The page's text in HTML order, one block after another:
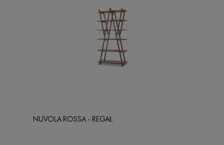
NUVOLA ROSSA - REGAŁ